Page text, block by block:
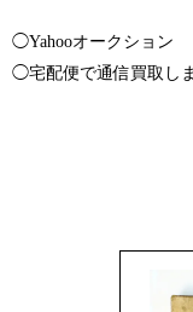
◯Yahooオークション
◯宅配便で通信買取し